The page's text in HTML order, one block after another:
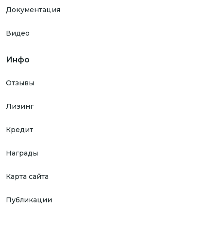
Документация
Видео
Инфо
Отзывы
Лизинг
Кредит
Награды
Карта сайта
Публикации